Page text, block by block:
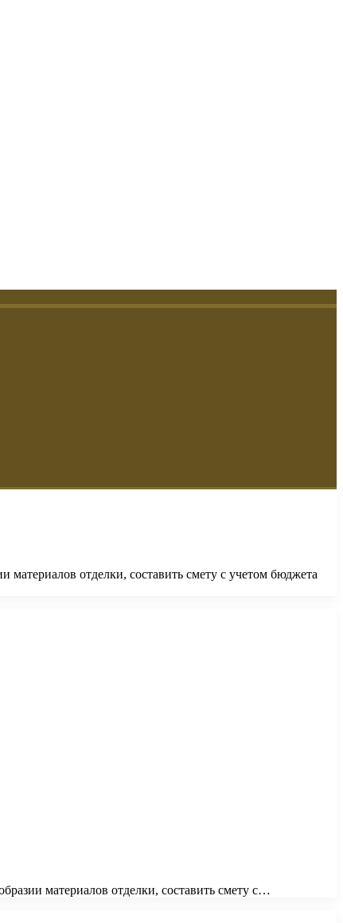
отделки, составить смету с учетом бюджета
материалов отделки, составить смету с…